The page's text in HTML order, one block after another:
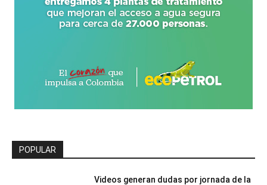
POPULAR
Videos generan dudas por jornada de la